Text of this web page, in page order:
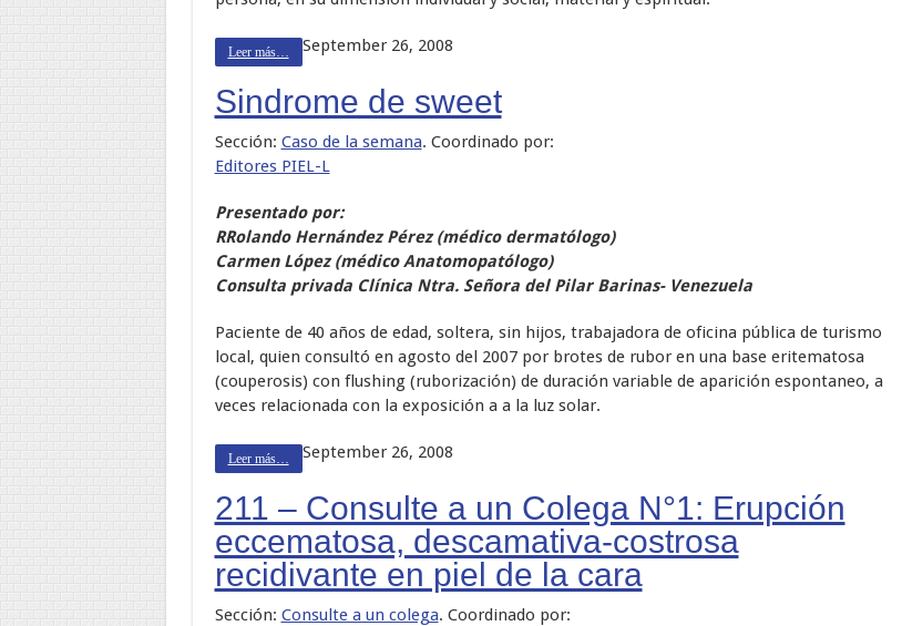
Leer más… September 26, 2008
Sindrome de sweet
Sección: Caso de la semana. Coordinado por:
Editores PIEL-L
Presentado por:
RRolando Hernández Pérez (médico dermatólogo)
Carmen López (médico Anatomopatólogo)
Consulta privada Clínica Ntra. Señora del Pilar Barinas- Venezuela
Paciente de 40 años de edad, soltera, sin hijos, trabajadora de oficina pública de turismo
local, quien consultó en agosto del 2007 por brotes de rubor en una base eritematosa
(couperosis) con flushing (ruborización) de duración variable de aparición espontaneo, a
veces relacionada con la exposición a a la luz solar.
Leer más… September 26, 2008
211 – Consulte a un Colega N°1: Erupción
eccematosa, descamativa-costrosa
recidivante en piel de la cara
Sección: Consulte a un colega. Coordinado por: